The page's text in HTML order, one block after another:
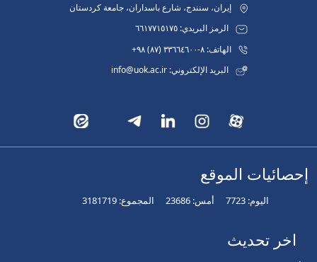
إيران، سنندج، شارع باسداران، جامعة كردستان
الرمز البريدي: ٦٦١٧٧١٥١٧٥
الهاتف: ٨-٣٣٦٦٤٦٠٠ (٨٧) ٩٨+
البريد الإلكتروني: info@uok.ac.ir
إحصائيات الموقع
اليوم: 7723 أمس: 23686 المجموع: 3181719
اخر تحديث